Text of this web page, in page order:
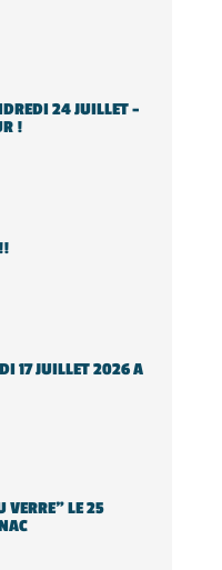
24 JUILLET –
!
17 JUILLET 2026 A
VERRE” LE 25